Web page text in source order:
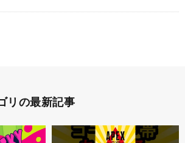
リの最新記事